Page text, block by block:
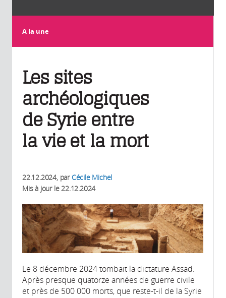
A la une
Les sites
archéologiques
de Syrie entre
la vie et la mort
22.12.2024, parCécile Michel
Mis à jour le22.12.2024
Le 8 décembre 2024 tombait la dictature Assad.
Après presque quatorze années de guerre civile
et près de 500 000 morts, que reste-t-il de la Syrie